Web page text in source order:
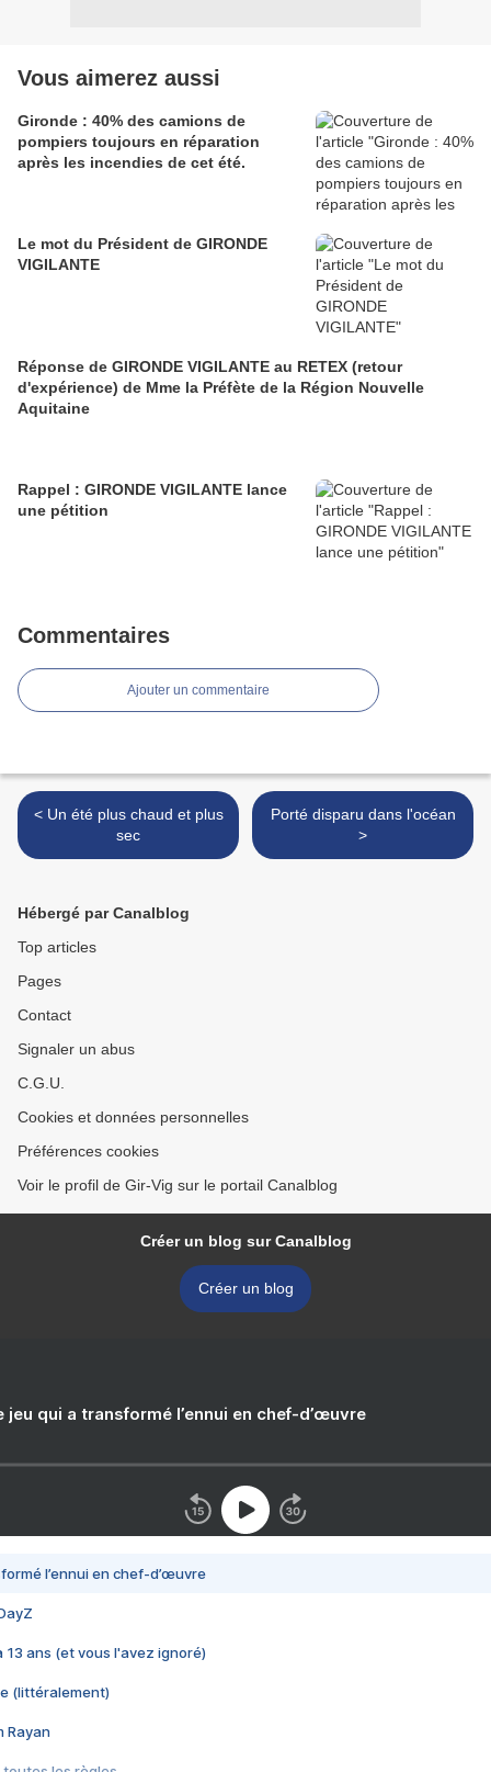
Vous aimerez aussi
Gironde : 40% des camions de
pompiers toujours en réparation
après les incendies de cet été.
Le mot du Président de GIRONDE
VIGILANTE
Réponse de GIRONDE VIGILANTE au RETEX (retour
d'expérience) de Mme la Préfète de la Région Nouvelle
Aquitaine
Rappel : GIRONDE VIGILANTE lance
une pétition
Commentaires
Ajouter un commentaire
< Un été plus chaud et plus
sec
Porté disparu dans l'océan
>
Hébergé par Canalblog
Top articles
Pages
Contact
Signaler un abus
C.G.U.
Cookies et données personnelles
Préférences cookies
Voir le profil de Gir-Vig sur le portail Canalblog
Créer un blog sur Canalblog
Créer un blog
jeu qui a transformé l’ennui en chef-d’œuvre
l’ennui en chef-d’œuvre
13 ans (et vous l'avez ignoré)
(littéralement)
Rayan